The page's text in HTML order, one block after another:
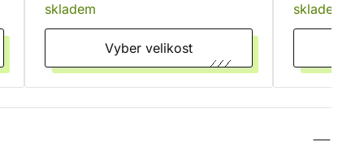
skladem
Vyber velikost
skladem